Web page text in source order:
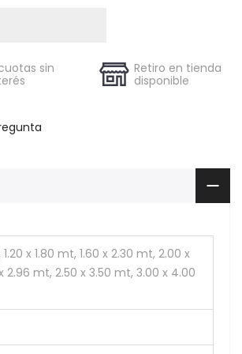
sin
Retiro en tienda
disponible
x 1.80 mt, 1.60 x 2.30 mt, 2.00 x
2.96 mt, 2.50 x 3.50 mt, 3.00 x 4.00